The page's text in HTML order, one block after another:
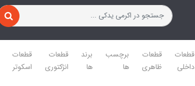
قطعات
داخلی
قطعات
ظاهری
برچسب
ها
برند
ها
قطعات
انژکتوری
قطعات
اسکوتر